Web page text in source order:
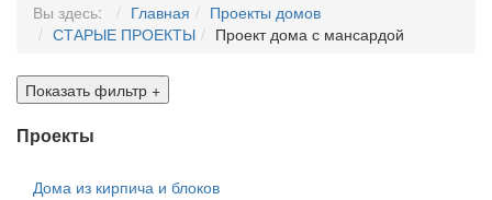
Вы здесь: Главная
Проекты домов
СТАРЫЕ ПРОЕКТЫ
Проект дома с мансардой
Показать фильтр +
Проекты
Дома из кирпича и блоков